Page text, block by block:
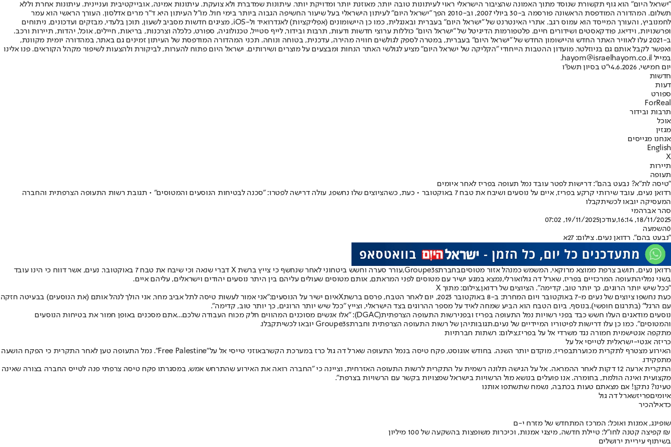
"ישראל היום" הוא גוף תקשורת שנוסד מתוך האמונה שהציבור הישראלי ראוי לעיתונות טובה יותר, מאוזנת יותר ומדויקת יותר. עיתונות שמדברת ולא צועקת. עיתונות אמינה, אובייקטיבית ועניינית. עיתונות אחרת וללא
תשלום. המהדורה המודפסת הראשונה פורסמה ב-30 ביולי 2007, וב-2010 הפך "ישראל היום" לעיתון הישראלי בעל שיעור החשיפה הגבוה ביותר בימי חול. מו"ל העיתון היא ד"ר מרים אדלסון. העורך הראשי הוא עמר
לחמנוביץ, והעורך המייסד הוא עמוס רגב. אתרי האינטרנט של "ישראל היום" בעברית ובאנגלית, כמו כן היישומונים (אפליקציות) לאנדרואיד ול-iOS, מציגים חדשות מסביב לשעון, תוכן בלעדי, מבזקים ועדכונים, ניתוחים
ופרשנויות, וידיאו, פודקאסטים ושידורים חיים. פלטפורמות הדיגיטל של "ישראל היום" כוללות ערוצי חדשות ודעות, תרבות ובידור, לייף סטייל, טכנולוגיה, ספורט, כלכלה וצרכנות, בריאות, חיילים, אוכל, יהדות, תיירות ורכב.
ב-2021 עלו לאוויר האתר החדש והיישומון החדש של "ישראל היום" בעברית, במטרה לספק לגולשים חוויה מהירה, עדכנית, בטוחה ונוחה. תכני המהדורה המודפסת של העיתון זמינים גם באתר, במהדורה יומית מקוונת,
ואפשר לקבל אותם גם בניוזלטר. מועדון ההטבות הייחודי "הקליקה של ישראל היום" מציע לגולשי האתר הנחות ומבצעים על מוצרים ושירותים. ישראל היום פתוח להערות, לביקורת ולהצעות לשיפור מקהל הקוראים. פנו אלינו
במייל hayom@israelhayom.co.il.
יום חמישי, 4.6.2026
י"ט בסיון תשפ"ו
חדשות
דעות
ספורט
ForReal
תרבות ובידור
אוכל
מגזין
אנחנו מגייסים
English
X
תיירות
תעופה
"טיסה לת"א? נבעט בהם": דרישות לפטר עובד נמל תעופה בפריז לאחר איומים
רדואן נעים, עובד שירותי קרקע בפריז, איים על נוסעים ושיבח את טבח 7 באוקטובר • כעת, כשהציוצים שלו נחשפו, עולה דרישה לפטרו: "סכנה לבטיחות הנוסעים והמטוסים" • תגובת רשות התעופה הצרפתית והחברה
המעסיקה יובאו לכשיתקבלו
סהר אברהמי
18/11/2025, 16:14
,עודכן19/11/2025, 07:02
0השמעה
"נבעט בהם". רדואן נעים. צילום: 27א
רדואן נעים, תושב צרפת ממוצא מרוקאי, המשמש כמנהל אזור מטוסיםבחברתGroupe3s,
עורר סערה וחשש ביטחוני לאחר שנחשף כי צייץ ברשת X דברי שנאה וכי שיבח את טבח 7 באוקטובר. נעים, אשר דווח כי הינו עובד
בשני נמליהתעופה המרכזיים בפריז, שארל דה גולואורלי,נמצא במגע ישיר עם מטוסים לפני המראתם, אותם מטוסים שעולים עליהם בין היתר נוסעים יהודים וישראלים, עליהם איים.
"ככל שיש יותר הרוגים, כך יותר טוב, קדימה". הציוצים של רדואן,צילום: מתוך X
כעת נחשפו ציוצים של נעים מ-7 באוקטובר ויום המחרת: ב-8 באוקטובר 2023, יום לאחר הטבח, פרסם ברשת
Xאיום ישיר על הנוסעים:"אני אמור לעשות טיסה לתל אביב מחר, אני הולך לנהל אותם (את הנוסעים) בבעיטה חזקה
עם הרגל" (בתרגום חופשי).בנוסף, ביום הטבח הוא הביע שמחה לאיד על מספר ההרוגים בצד הישראלי, וצייץ "ככל שיש יותר הרוגים, כך יותר טוב, קדימה".
נוסעים מודאגים העלו חשש כבד בפני רשויות נמל התעופה בפריז ובפנירשות התעופה הצרפתית(DGAC)
: "אלו אנשים מסוכנים המהווים חלק מכוח העבודה שלכם...אתם מסכנים באופן חמור את בטיחות הנוסעים
והמטוסים". כמו כן עלו דרישות לפיטוריו המיידיים של נעים.תגובותיהן של רשות התעופה הצרפתית וחברתGroupe3s יובאו לכשיתקבלו.
מתקפה אנטישמית חמורה נגד משרדי אל על בפריז,צילום: רשתות חברתיות
כריזה אנטי-ישראלית לטייסי אל על
האירוע מצטרף לתקרית מכוערתבפריז, מוקדם יותר השנה. בחודש אוגוסט, פקח טיסה בנמל התעופה שארל דה גול כרז במערכת הקשרבאוזני טייסי אל על"
Free Palestine" . נמל התעופה טען לאחר התקרית כי הפקח הושעה
מתפקידו.
התקרית ארעה 12 דקות לאחר ההמראה. אל על הגישה תלונה רשמית על התקרית לרשות התעופה האזרחית, וציינה כי "החברה רואה את האירוע שהתרחש אמש, במסגרתו פקח טיסה צרפתי פנה לטייס החברה בצורה שאינה
מקצועית ואינה הולמת, בחומרה. אנו פועלים בנושא מול הרשויות בישראל שמצויות בקשר עם הרשויות בצרפת".
טעינו? נתקן! אם מצאתם טעות בכתבה, נשמח שתשתפו אותנו
איומיםפריזשארל דה גול
כדאילהכיר
שופינג, אמנות ואוכל: המרכז המתחדש של מזרח י-ם
קפיצה קטנה לחו"ל: טיילת חדשה, מיצגי אמנות, וכיכרות משופצות בהשקעה של 100 מיליון ₪
בשיתוף עיריית ירושלים